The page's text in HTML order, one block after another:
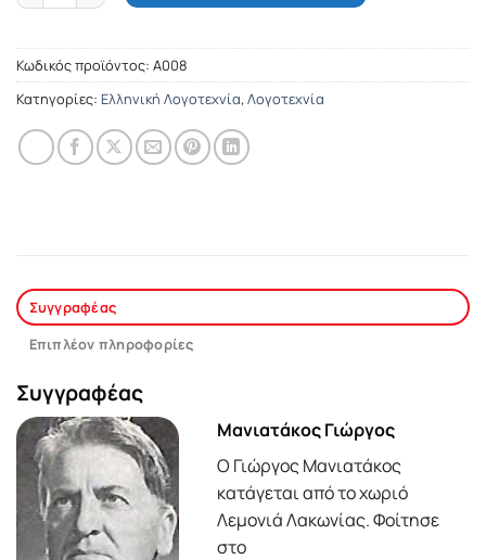
Κωδικός προϊόντος: Α008
Κατηγορίες: Ελληνική Λογοτεχνία, Λογοτεχνία
Συγγραφέας
Επιπλέον πληροφορίες
Συγγραφέας
Μανιατάκος Γιώργος
Ο Γιώργος Μανιατάκος
κατάγεται από το χωριό
Λεμονιά Λακωνίας. Φοίτησε
στο